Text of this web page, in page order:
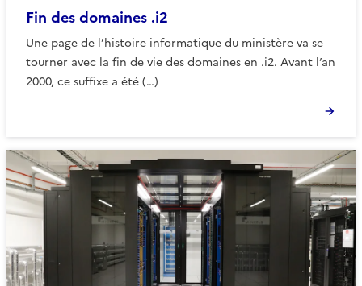
Fin des domaines .i2
Une page de l’histoire informatique du ministère va se
tourner avec la fin de vie des domaines en .i2. Avant l’an
2000, ce suffixe a été (…)